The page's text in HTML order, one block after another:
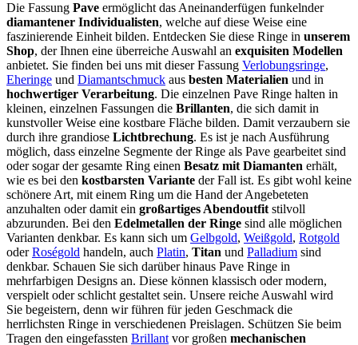
Die Fassung Pave ermöglicht das Aneinanderfügen funkelnder
diamantener Individualisten, welche auf diese Weise eine
faszinierende Einheit bilden. Entdecken Sie diese Ringe in unserem
Shop, der Ihnen eine überreiche Auswahl an exquisiten Modellen
anbietet. Sie finden bei uns mit dieser Fassung Verlobungsringe,
Eheringe und Diamantschmuck aus besten Materialien und in
hochwertiger Verarbeitung. Die einzelnen Pave Ringe halten in
kleinen, einzelnen Fassungen die Brillanten, die sich damit in
kunstvoller Weise eine kostbare Fläche bilden. Damit verzaubern sie
durch ihre grandiose Lichtbrechung. Es ist je nach Ausführung
möglich, dass einzelne Segmente der Ringe als Pave gearbeitet sind
oder sogar der gesamte Ring einen Besatz mit Diamanten erhält,
wie es bei den kostbarsten Variante der Fall ist. Es gibt wohl keine
schönere Art, mit einem Ring um die Hand der Angebeteten
anzuhalten oder damit ein großartiges Abendoutfit stilvoll
abzurunden. Bei den Edelmetallen der Ringe sind alle möglichen
Varianten denkbar. Es kann sich um Gelbgold, Weißgold, Rotgold
oderRoségold handeln, auch Platin, Titan und Palladium sind
denkbar. Schauen Sie sich darüber hinaus Pave Ringe in
mehrfarbigen Designs an. Diese können klassisch oder modern,
verspielt oder schlicht gestaltet sein. Unsere reiche Auswahl wird
Sie begeistern, denn wir führen für jeden Geschmack die
herrlichsten Ringe in verschiedenen Preislagen. Schützen Sie beim
Tragen den eingefassten Brillant vor großen mechanischen